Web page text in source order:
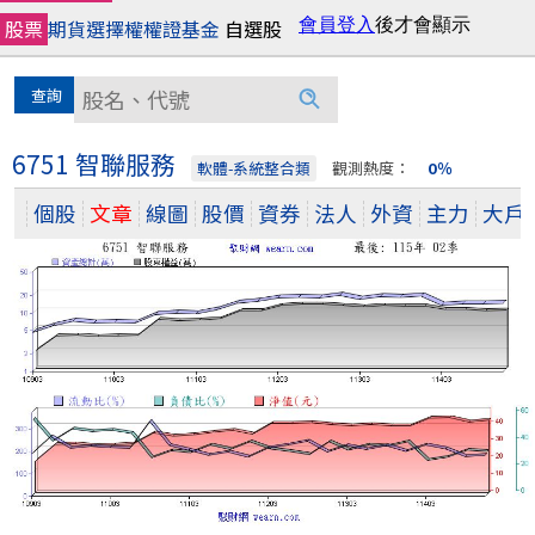
股票期貨選擇權權證基金 自選股
6751 智聯服務 軟體-系統整合類 觀測熱度： 0％
個股 文章 線圖 股價 資券 法人 外資 主力 大戶